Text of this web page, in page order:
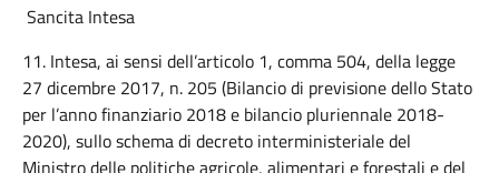
Sancita Intesa
11. Intesa, ai sensi dell’articolo 1, comma 504, della legge
27 dicembre 2017, n. 205 (Bilancio di previsione dello Stato
per l’anno finanziario 2018 e bilancio pluriennale 2018-
2020), sullo schema di decreto interministeriale del
Ministro delle politiche agricole, alimentari e forestali e del